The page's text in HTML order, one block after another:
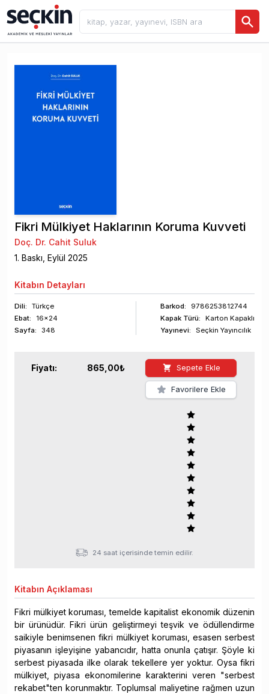
Fikri Mülkiyet Haklarının Koruma Kuvveti
Doç. Dr. Cahit Suluk
1. Baskı, Eylül 2025
Kitabın Detayları
Dili:
Türkçe
Ebat:
16x24
Sayfa: 348
Barkod:
9786253812744
Kapak Türü:
Karton Kapaklı
Yayınevi:
Seçkin Yayıncılık
Fiyatı: 865,00₺ Sepete Ekle
Favorilere Ekle
24 saat içerisinde temin edilir.
Kitabın Açıklaması
Fikri mülkiyet koruması, temelde kapitalist ekonomik düzenin
bir ürünüdür. Fikri ürün geliştirmeyi teşvik ve ödüllendirme
saikiyle benimsenen fikri mülkiyet koruması, esasen serbest
piyasanın işleyişine yabancıdır, hatta onunla çatışır. Şöyle ki
serbest piyasada ilke olarak tekellere yer yoktur. Oysa fikri
mülkiyet, piyasa ekonomilerine karakterini veren "serbest
rekabet"ten korunmaktır. Toplumsal maliyetine rağmen uzun